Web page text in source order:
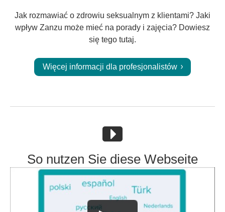
Jak rozmawiać o zdrowiu seksualnym z klientami? Jaki
wpływ Zanzu może mieć na porady i zajęcia? Dowiesz
się tego tutaj.
Więcej informacji dla profesjonalistów
So nutzen Sie diese Webseite